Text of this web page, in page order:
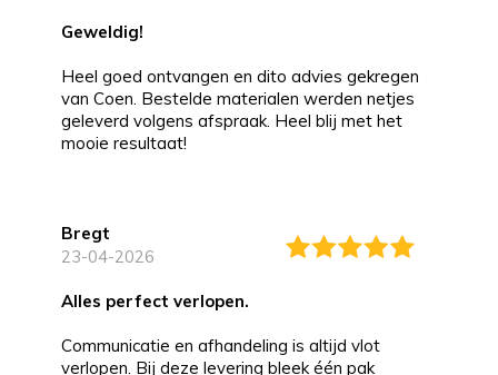
Geweldig!
Heel goed ontvangen en dito advies gekregen
van Coen. Bestelde materialen werden netjes
geleverd volgens afspraak. Heel blij met het
mooie resultaat!
Bregt
23-04-2026
alles perfect verlopen.
Communicatie en afhandeling is altijd vlot
verlopen. Bij deze levering bleek één pak